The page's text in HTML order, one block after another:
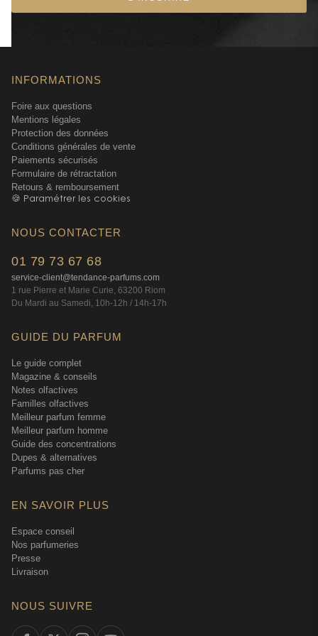
depuis trois générations.
Au-delà du simple écran solaire, ces soins
transforment votre rituel beauté estival en
geste expert. Parce qu'un bronzage réussi,
c'est d'abord une peau parfaitement
protégée — et ça, Lancaster l'a compris bien
avant les autres.
INFORMATIONS
Foire aux questions
Mentions légales
Protection des données
Conditions générales de vente
Paiements sécurisés
Formulaire de rétractation
Retours & remboursement
🍪 Paramétrer les cookies
NOUS CONTACTER
01 79 73 67 68
service-client@tendance-parfums.com
1 rue Pierre et Marie Curie, 63200 Riom
Du Mardi au Samedi, 10h-12h / 14h-17h
GUIDE DU PARFUM
Le guide complet
Magazine & conseils
Notes olfactives
Familles olfactives
Meilleur parfum femme
Meilleur parfum homme
Guide des concentrations
Dupes & alternatives
Parfums pas cher
EN SAVOIR PLUS
Espace conseil
Nos parfumeries
Presse
Livraison
NOUS SUIVRE